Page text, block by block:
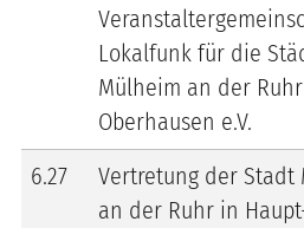
Lokalfunk für die
Mülheim an der
Oberhausen e.V.
6.27
Vertretung der Stadt
an der Ruhr in